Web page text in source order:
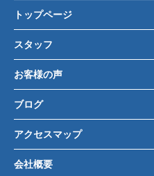
トップページ
スタッフ
お客様の声
ブログ
アクセスマップ
会社概要